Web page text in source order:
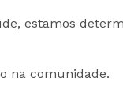
estamos
na comunidade.